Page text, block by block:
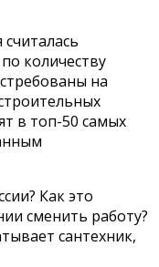
количеству
на
в топ-50 самых
Как это
сменить работу?
сантехник,